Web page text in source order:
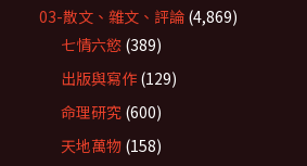
03-散文、雜文、評論 (4,869)
七情六慾 (389)
出版與寫作 (129)
命理研究 (600)
天地萬物 (158)